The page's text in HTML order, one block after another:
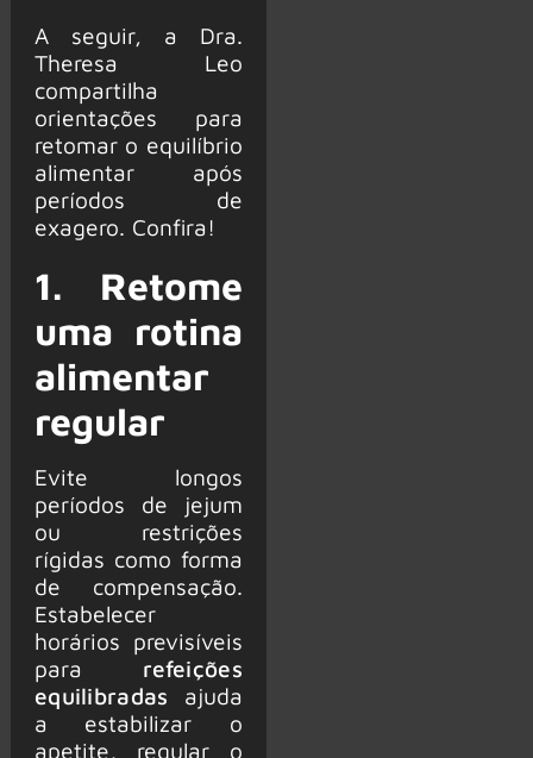
A seguir, a Dra.
Theresa Leo
compartilha
orientações para
retomar o equilíbrio
alimentar após
períodos de
exagero. Confira!
1. Retome
uma rotina
alimentar
regular
Evite longos
períodos de jejum
ou restrições
rígidas como forma
de compensação.
Estabelecer
horários previsíveis
para refeições
equilibradas ajuda
a estabilizar o
apetite, regular o